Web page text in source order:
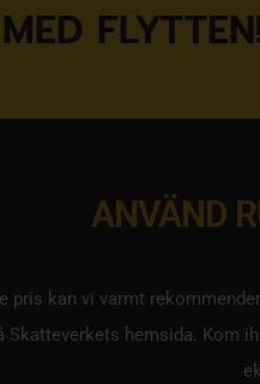
ANVÄND
pris kan vi varmt
Skatteverkets hemsida. Kom